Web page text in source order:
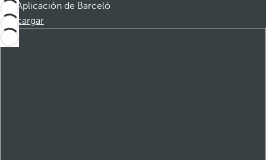
Aplicación de Barceló
Descargar